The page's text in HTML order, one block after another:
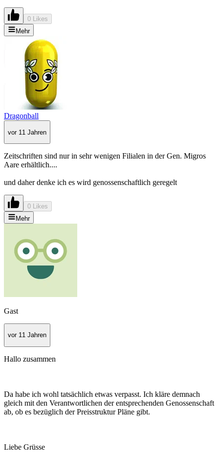
0 Likes
Mehr
Dragonball
vor 11 Jahren
Zeitschriften sind nur in sehr wenigen Filialen in der Gen. Migros
Aare erhältlich....
und daher denke ich es wird genossenschaftlich geregelt
0 Likes
Mehr
Gast
vor 11 Jahren
Hallo zusammen
Da habe ich wohl tatsächlich etwas verpasst. Ich kläre demnach
gleich mit den Verantwortlichen der entsprechenden Genossenschaft
ab, ob es bezüglich der Preisstruktur Pläne gibt.
Liebe Grüsse